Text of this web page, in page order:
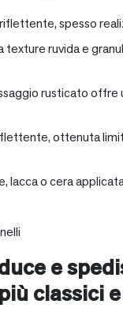
spesso
ruvida e
rusticato
ottenuta
lacca o cera
e
classici